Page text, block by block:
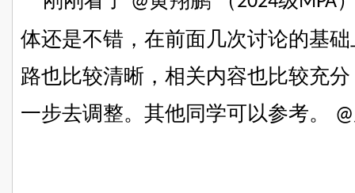
体还是不错，在前面几次讨论的基
路也比较清晰，相关内容也比较充
一步去调整。其他同学可以参考。
@